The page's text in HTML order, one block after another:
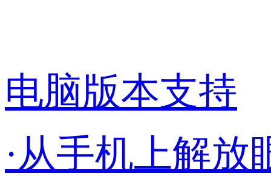
电脑版本支持
·从手机上解放